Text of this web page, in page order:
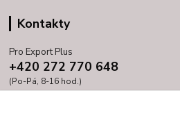
Kontakty
Pro Export Plus
+420 272 770 648
(Po-Pá, 8-16 hod.)